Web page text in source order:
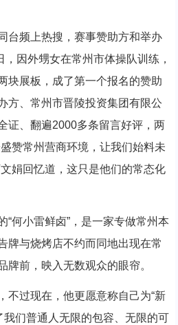
频上热搜，赛事赞助方和举办
，因外甥女在常州市体操队训练，
块展板，成了第一个报名的赞助
方、常州市晋陵投资集团有限公
证、翻遍2000多条留言好评，两
赞常州营商环境，让我们始料未
娟回忆道，这只是他们的常态化
小雷鲜卤”，是一家专做常州本
牌与烧烤店不约而同地出现在常
牌前，映入无数观众的眼帘。
过现在，他更愿意称自己为“新
们普通人无限的包容、无限的可